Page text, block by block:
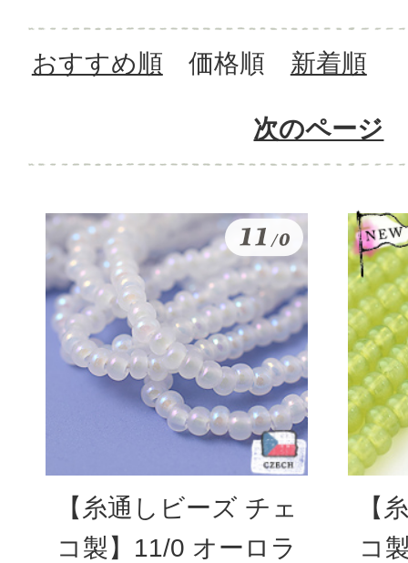
おすすめ順 価格順 新着順
次のページ
【糸通しビーズ チェ
コ製】11/0 オーロラ
【
コ